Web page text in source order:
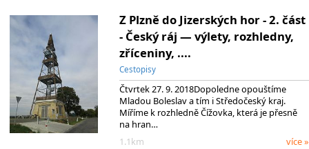
Z Plzně do Jizerských hor - 2. část
- Český ráj — výlety, rozhledny,
zříceniny, ....
Cestopisy
Čtvrtek 27. 9. 2018Dopoledne opouštíme
Mladou Boleslav a tím i Středočeský kraj.
Míříme k rozhledně Čížovka, která je přesně
na hran…
1.1km
více »